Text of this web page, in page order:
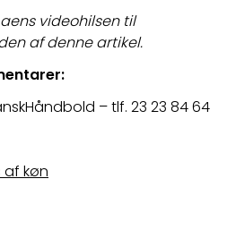
videohilsen til
af denne artikel.
– tlf. 23 23 84 64
køn